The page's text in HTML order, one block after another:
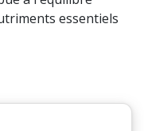
essentiels